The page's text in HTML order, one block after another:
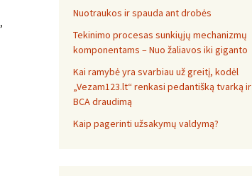
,
Nuotraukos ir spauda ant drobės
Tekinimo procesas sunkiųjų mechanizmų
komponentams – Nuo žaliavos iki giganto
Kai ramybė yra svarbiau už greitį, kodėl
„Vezam123.lt“ renkasi pedantišką tvarką ir
BCA draudimą
Kaip pagerinti užsakymų valdymą?